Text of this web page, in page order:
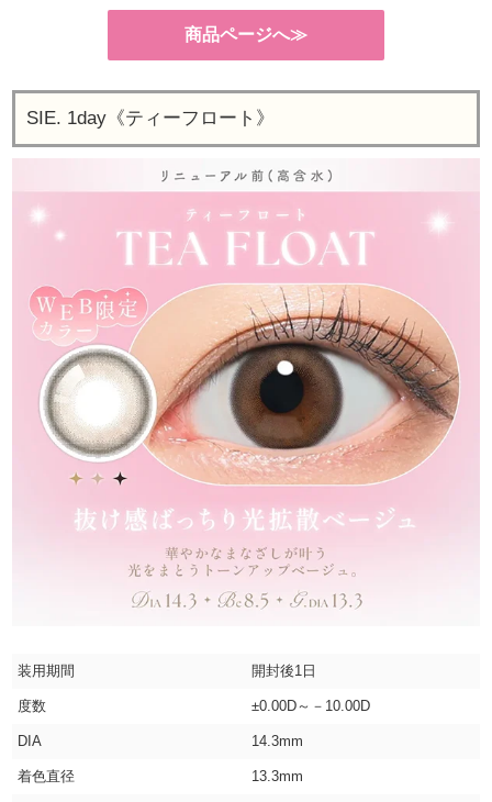
商品ページへ≫
SIE. 1day《ティーフロート》
装用期間 開封後1日
度数 ±0.00D～－10.00D
DIA 14.3mm
着色直径 13.3mm